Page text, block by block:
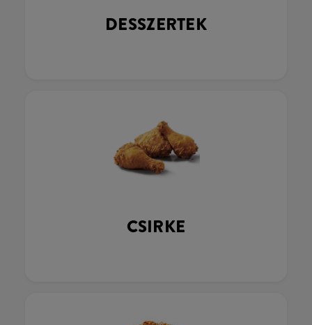
DESSZERTEK
CSIRKE